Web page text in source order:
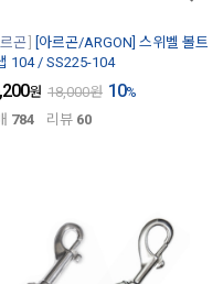
곤
[아르곤/ARGON] 스위벨 볼트
104 / SS225-104
원 18,000원 10%
784 리뷰 60